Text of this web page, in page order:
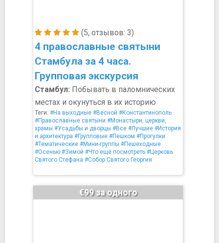
(5, отзывов: 3)
4 православные святыни
Стамбула за 4 часа.
Групповая экскурсия
Стамбул: Побывать в паломнических
местах и окунуться в их историю
Теги: #На выходные #Весной #Константинополь
#Православные святыни #Монастыри, церкви,
храмы #Усадьбы и дворцы #Все #Лучшие #История
и архитектура #Групповые #Пешком #Прогулки
#Тематические #Мини-группы #Пешеходные
#Осенью #Зимой #Что ещё посмотреть #Церковь
Святого Стефана #Собор Святого Георгия
€99 за одного